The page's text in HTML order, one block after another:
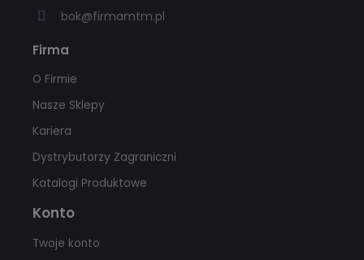
bok@firmamtm.pl
Firma
O Firmie
Nasze Sklepy
Kariera
Dystrybutorzy Zagraniczni
Katalogi Produktowe
Konto
Twoje konto